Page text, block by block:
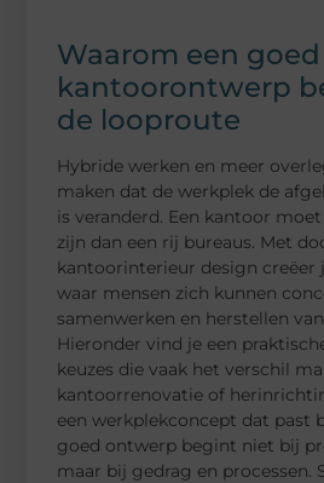
Waarom een goed
kantoorontwerp
de looproute
Hybride werken en meer
maken dat de werkplek de
is veranderd. Een kantoor
zijn dan een rij bureaus. Met
kantoorinterieur design creëer
waar mensen zich kunnen
samenwerken en herstellen
Hieronder vind je een
keuzes die vaak het verschil
kantoorrenovatie of
een werkplekconcept dat past
goed ontwerp begint niet bij
maar bij gedrag en processen.